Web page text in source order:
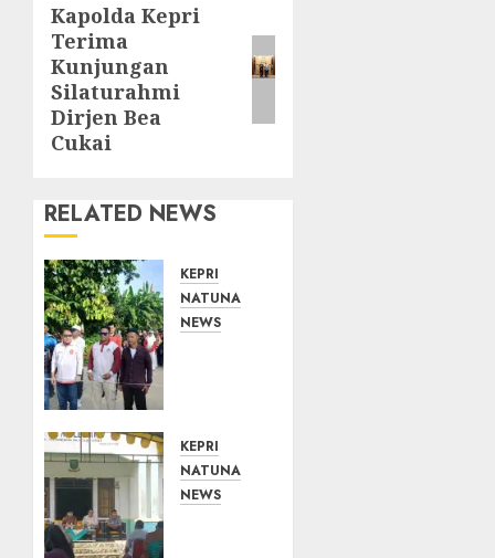
Next
post:
Kapolda Kepri
Terima
Kunjungan
Silaturahmi
Dirjen Bea
Cukai
RELATED NEWS
KEPRI
NATUNA
NEWS
Selading,
Marzuki
Ajak
KEPRI
NATUNA
NEWS